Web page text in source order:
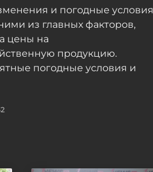
Байдена - ВИДЕО
Сегодня, 17:10
и погодные условия
из главных факторов,
цены на
продукцию.
погодные условия и